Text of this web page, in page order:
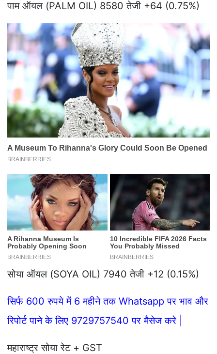
पाम ऑयल (PALM OIL) 8580 तेजी +64 (0.75%)
सोया ऑयल (SOYA OIL) 7940 तेजी +12 (0.15%)
सिर्फ 600 रुपये में 6 महीने तक Whatsapp पर भाव और
रिपोर्ट पाने के लिए 9729757540 पर मैसेज करे |
महाराष्ट्र सोया रेट + GST